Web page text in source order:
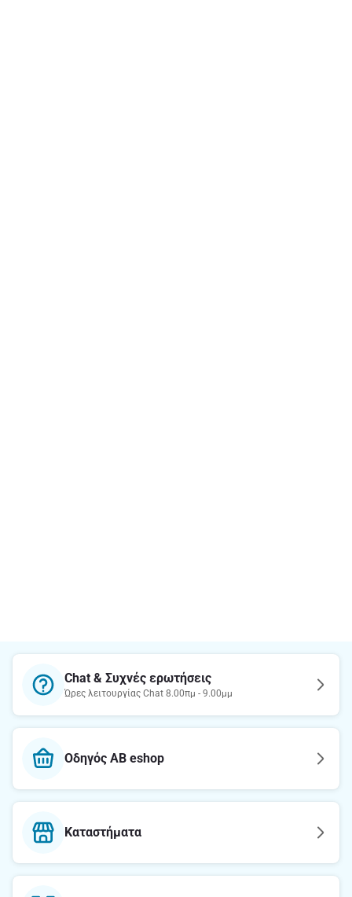
Chat & Συχνές ερωτήσεις
Ώρες λειτουργίας Chat 8.00πμ - 9.00μμ
Οδηγός AB eshop
Καταστήματα